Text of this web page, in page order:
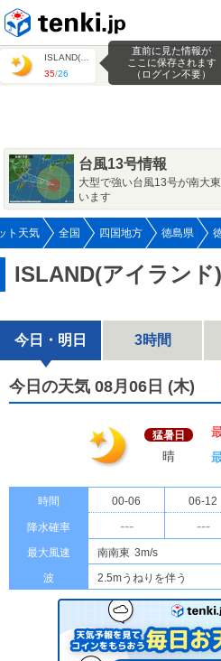
35/26
直前に見た情報が
ここに保存されます
（ログイン不要）
台風13号情報
大型で強い台風13号が南大
います
ト天気 全国 四国地方 徳島県
ISLAND(アイランド
今日・明日 3時間
今日の天気 08月06日 (木)
猛暑日
晴
時間 00-06 06-12
降水確率 --- ---
最大風速 南南東 3m/s
波
2.5mうねりを伴う